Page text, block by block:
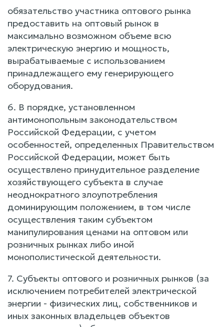
обязательство участника оптового рынка
предоставить на оптовый рынок в
максимально возможном объеме всю
электрическую энергию и мощность,
вырабатываемые с использованием
принадлежащего ему генерирующего
оборудования.
6. В порядке, установленном
антимонопольным законодательством
Российской Федерации, с учетом
особенностей, определенных Правительством
Российской Федерации, может быть
осуществлено принудительное разделение
хозяйствующего субъекта в случае
неоднократного злоупотребления
доминирующим положением, в том числе
осуществления таким субъектом
манипулирования ценами на оптовом или
розничных рынках либо иной
монополистической деятельности.
7. Субъекты оптового и розничных рынков (за
исключением потребителей электрической
энергии - физических лиц, собственников и
иных законных владельцев объектов